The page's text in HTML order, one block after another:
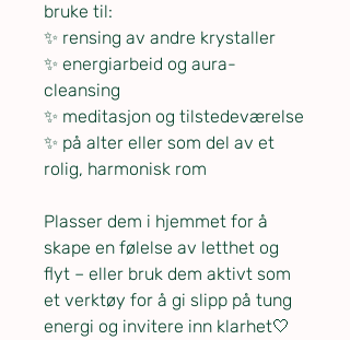
bruke til:
✨ rensing av andre krystaller
✨ energiarbeid og aura-
cleansing
✨ meditasjon og tilstedeværelse
✨ på alter eller som del av et
rolig, harmonisk rom
Plasser dem i hjemmet for å
skape en følelse av letthet og
flyt – eller bruk dem aktivt som
et verktøy for å gi slipp på tung
energi og invitere inn klarhet🤍